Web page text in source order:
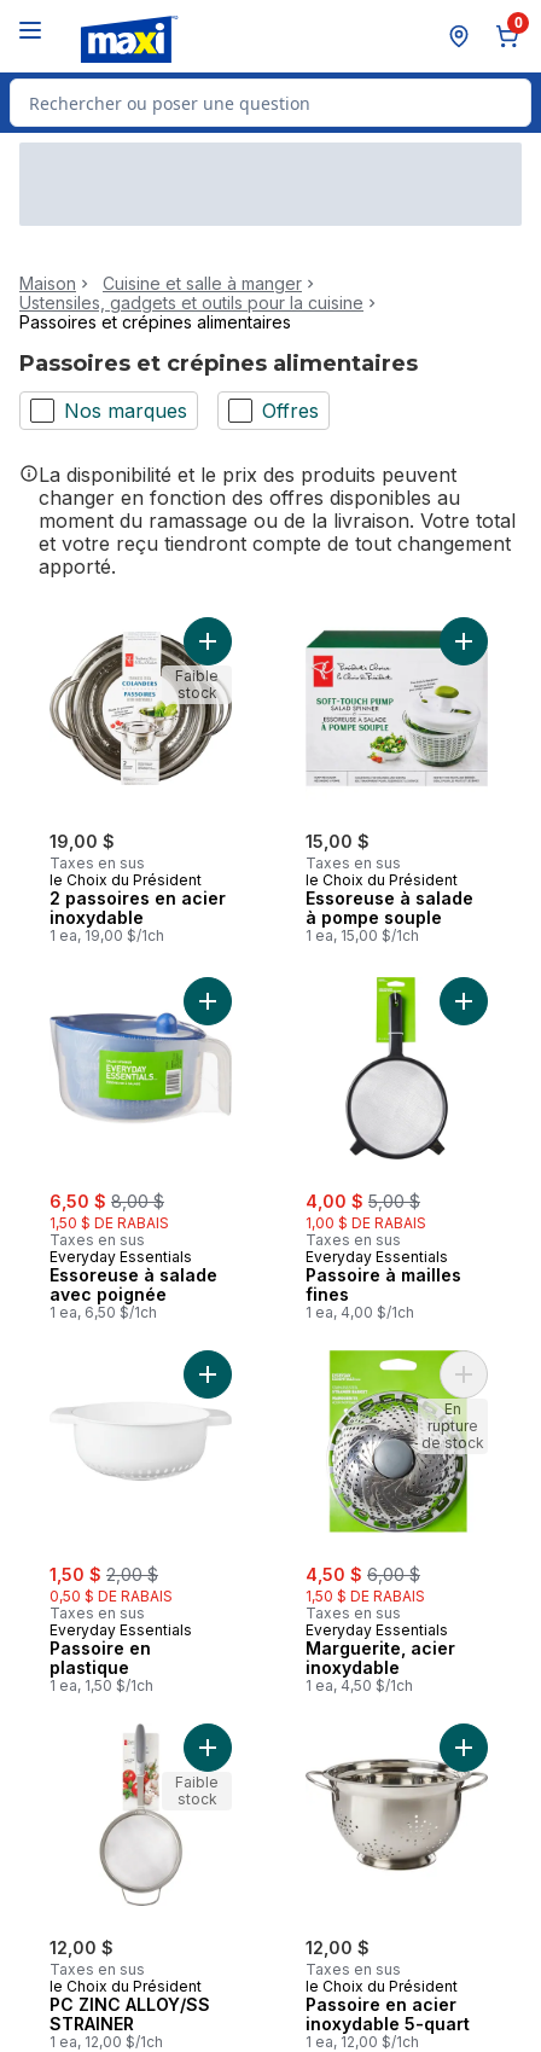
0
Rechercher des produits
Maison
Cuisine et salle à manger
Ustensiles, gadgets et outils pour la cuisine
Passoires et crépines alimentaires
Passoires et crépines alimentaires
Nos marques Offres
La disponibilité et le prix des produits peuvent
changer en fonction des offres disponibles au
moment du ramassage ou de la livraison. Votre total
et votre reçu tiendront compte de tout changement
apporté.
19,00 $
Taxes en sus
le Choix du Président
2 passoires en acier
inoxydable
1 ea, 19,00 $/1ch
Ajouter 2 passoires en acier inoxydable
Faible
stock
15,00 $
Taxes en sus
le Choix du Président
Essoreuse à salade
à pompe souple
1 ea, 15,00 $/1ch
Ajouter
sale:
6,50 $ , formerly:
8,00 $
1,50 $ DE RABAIS
Taxes en sus
Everyday Essentials
Essoreuse à salade
avec poignée
1 ea, 6,50 $/1ch
Ajouter Essoreuse à salade avec
sale:
4,00 $ , formerly:
5,00 $
1,00 $ DE RABAIS
Taxes en sus
Everyday Essentials
Passoire à mailles
fines
1 ea, 4,00 $/1ch
Ajouter
sale:
1,50 $ , formerly:
2,00 $
0,50 $ DE RABAIS
Taxes en sus
Everyday Essentials
Passoire en
plastique
1 ea, 1,50 $/1ch
Ajouter Passoire en plastique au panier
sale:
4,50 $ , formerly:
6,00 $
1,50 $ DE RABAIS
Taxes en sus
Everyday Essentials
Marguerite, acier
inoxydable
1 ea, 4,50 $/1ch
Ajouter
En
rupture
de stock
12,00 $
Taxes en sus
le Choix du Président
PC ZINC ALLOY/SS
STRAINER
1 ea, 12,00 $/1ch
Ajouter PC ZINC ALLOY/SS STRAINER au
Faible
stock
12,00 $
Taxes en sus
le Choix du Président
Passoire en acier
inoxydable 5-quart
1 ea, 12,00 $/1ch
Ajouter